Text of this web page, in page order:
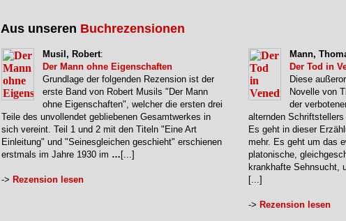
Aus unseren Buchrezensionen
Musil, Robert:
Der Mann ohne Eigenschaften
Grundlage der folgenden Rezension ist der
erste Band von Robert Musils "Der Mann
ohne Eigenschaften", welcher die ersten drei
Teile des unvollendet gebliebenen Gesamtwerkes in
sich vereint. Teil 1 und 2 mit den Titeln "Eine Art
Einleitung" und "Seinesgleichen geschieht" erschienen
erstmals im Jahre 1930 im … [...]
-> Rezension lesen
Mann,
Der Tod in
Diese
Novelle von
der
alternden
Es geht in dieser
mehr. Es geht um das
platonische,
krankhafte Sehnsucht,
[...]
-> Rezension lesen